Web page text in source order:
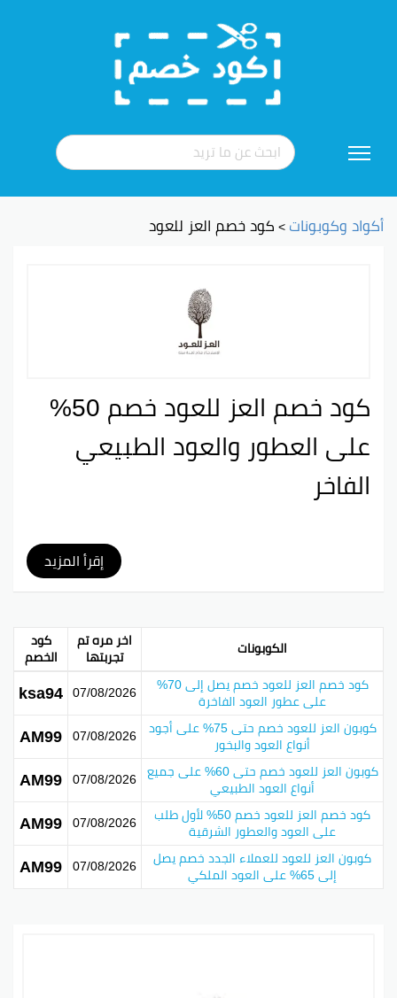
إلى
أكواد وكوبونات>كود خصم العز للعود
إقرأ المزيد
كود خصم العز للعود خصم 50%
على العطور والعود الطبيعي
الفاخر
هو عرض مميز يساعدكم تحصلوا
مع هذا العرض، تقدروا تلاقوا عطور بجودة عالية بأسعار
تنافسية، وده يعزز تجربتكم في التسوق.
جدول توضيحي:
العنصر
اسم الكود
كود خصم العز للعود
سنة الخصم
نسبة الخصم
المنتجات المشمولة
كل أنواع العود
الكوبونات اخر مره تم
تجربتها
كود
الخصم
كود خصم العز للعود خصم يصل إلى 70%
على عطور العود الفاخرة 07/08/2026
ksa94
كوبون العز للعود خصم حتى 75% على أجود
أنواع العود والبخور 07/08/2026
AM99
كوبون العز للعود خصم حتى 60% على جميع
أنواع العود الطبيعي 07/08/2026
AM99
كود خصم العز للعود خصم 50% لأول طلب
على العود والعطور الشرقية 07/08/2026
AM99
كوبون العز للعود للعملاء الجدد خصم يصل
إلى 65% على العود الملكي 07/08/2026
AM99